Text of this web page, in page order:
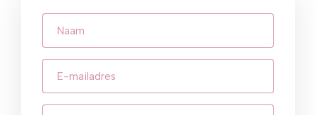
mailadres